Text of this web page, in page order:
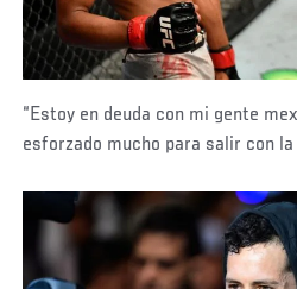
“Estoy en deuda con mi gente
esforzado mucho para salir con